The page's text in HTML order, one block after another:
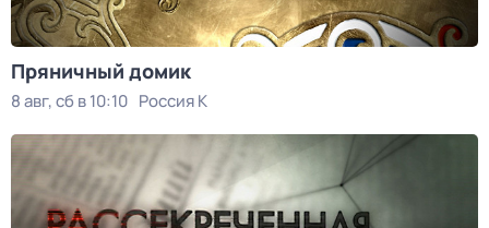
Пряничный домик
8 авг, сб в 10:10 Россия К